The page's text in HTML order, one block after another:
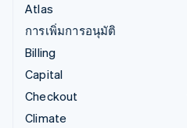
Atlas
การเพิ่มการอนุมัติ
Billing
Capital
Checkout
Climate